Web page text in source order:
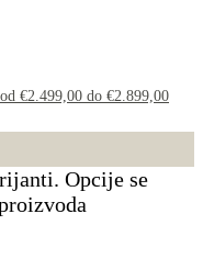
€2.499,00 do €2.899,00
Opcije se